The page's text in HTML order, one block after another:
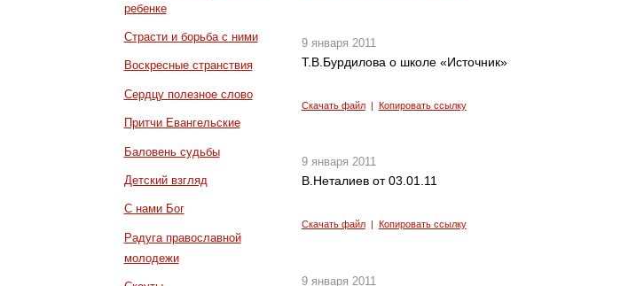
ребенке
Страсти и борьба с ними
Воскресные странствия
Сердцу полезное слово
Притчи Евангельские
Баловень судьбы
Детский взгляд
С нами Бог
Радуга православной
молодежи
9 января 2011
Т.В.Бурдилова о школе «Источник»
Скачать файл| Копировать ссылку
9 января 2011
В.Неталиев от 03.01.11
Скачать файл| Копировать ссылку
9 января 2011